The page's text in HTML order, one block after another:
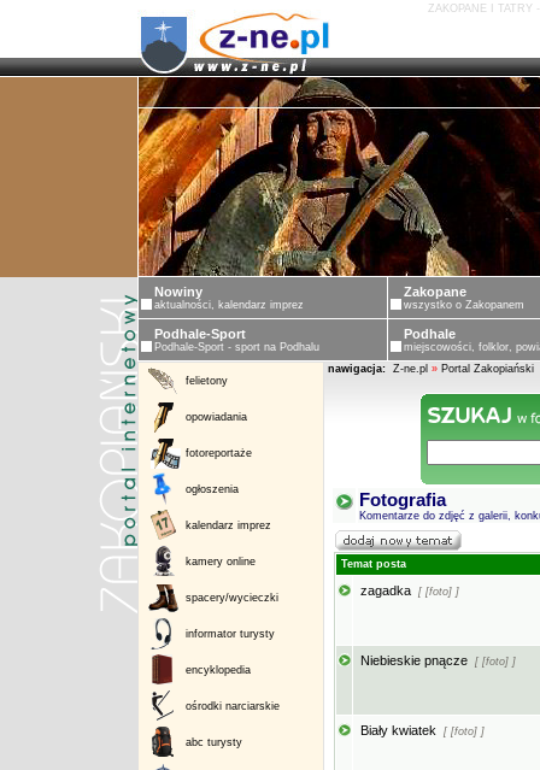
ZAKOPANE I TATRY
Nowiny
aktualności, kalendarz imprez
Zakopane
wszystko o Zakopanem
Podhale-Sport
Podhale-Sport - sport na Podhalu
Podhale
miejscowości, folklor,
felietony
opowiadania
fotoreportaże
ogłoszenia
kalendarz imprez
kamery online
spacery/wycieczki
informator turysty
encyklopedia
ośrodki narciarskie
abc turysty
nawigacja: Z-ne.pl » Portal Zakopiański
Fotografia
Komentarze do zdjęć z galerii,
Temat posta
zagadka [ [foto] ]
Niebieskie pnącze [ [foto] ]
Biały kwiatek [ [foto] ]